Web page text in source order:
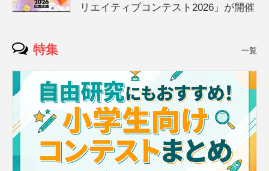
リエイティブコンテスト2026」が開催
特集 一覧